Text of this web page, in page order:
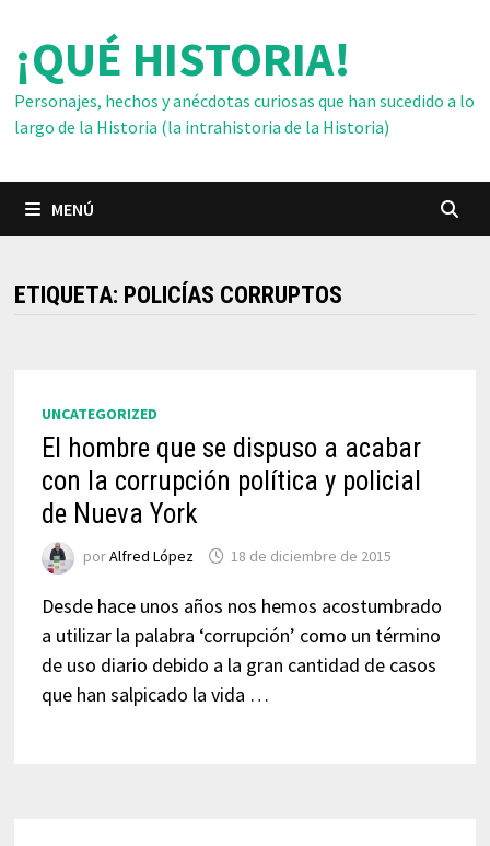
contenido
¡QUÉ HISTORIA!
Personajes, hechos y anécdotas curiosas que han sucedido a lo
largo de la Historia (la intrahistoria de la Historia)
MENÚ
ETIQUETA: POLICÍAS CORRUPTOS
UNCATEGORIZED
El hombre que se dispuso a acabar
con la corrupción política y policial
de Nueva York
porAlfred López 18 de diciembre de 2015
Desde hace unos años nos hemos acostumbrado
a utilizar la palabra ‘corrupción’ como un término
de uso diario debido a la gran cantidad de casos
que han salpicado la vida …